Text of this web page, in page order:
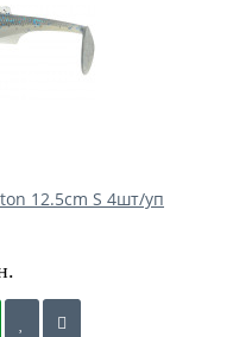
12.5cm S 4шт/уп